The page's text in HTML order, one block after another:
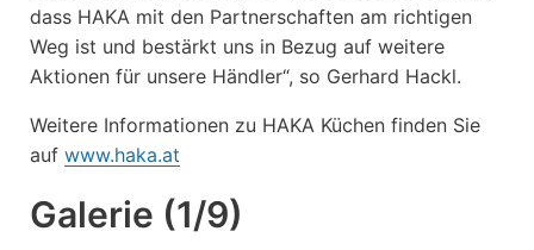
dass HAKA mit den Partnerschaften am richtigen
Weg ist und bestärkt uns in Bezug auf weitere
Aktionen für unsere Händler“, so Gerhard Hackl.
Weitere Informationen zu HAKA Küchen finden Sie
auf www.haka.at
Galerie (1/9)